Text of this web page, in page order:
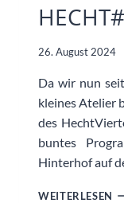
26. August 2024
Da wir nun
kleines Atelier
des
buntes
Hinterhof auf
WEITERLESEN